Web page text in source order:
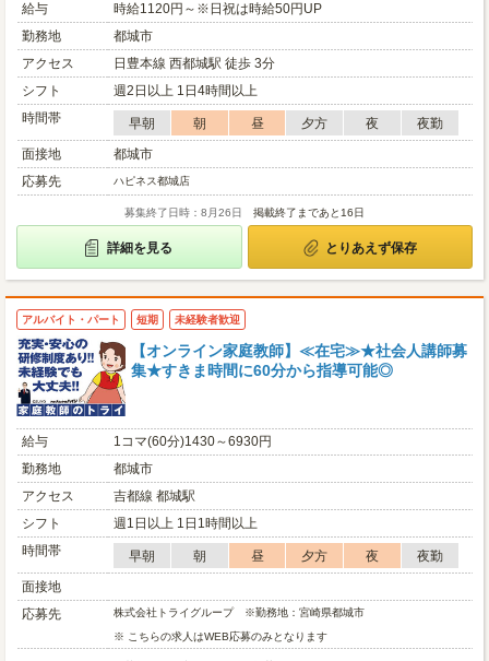
給与
時給1120円～※日祝は時給50円UP
勤務地
都城市
アクセス
日豊本線 西都城駅 徒歩 3分
シフト
週2日以上 1日4時間以上
時間帯
早朝 朝 昼 夕方 夜
夜勤
面接地
都城市
応募先
ハピネス都城店
募集終了日時：8月26日 掲載終了まであと16日
詳細を見る とりあえず保存
アルバイト・パート 短期 未経験者歓迎
【オンライン家庭教師】≪在宅≫★社会人講師募
集★すきま時間に60分から指導可能◎
給与
1コマ(60分)1430～6930円
勤務地
都城市
アクセス
吉都線 都城駅
シフト
週1日以上 1日1時間以上
時間帯
早朝 朝 昼 夕方 夜
夜勤
面接地
応募先
株式会社トライグループ ※勤務地：宮崎県都城市
※ こちらの求人はWEB応募のみとなります